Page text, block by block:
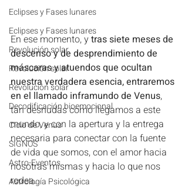
Eclipses y Fases lunares
Eclipses y Fases lunares
Revolución solar
Revolución solar
Revolución solar
Decodificación bioemocional
Ciclo de Venus
SIGNOS
Astro-Eventos
Astrología Psicológica
En ese momento, y tras siete meses de
descenso y de desprendimiento de
máscaras y atuendos que ocultan
nuestra verdadera esencia, entraremos
en el llamado inframundo de Venus,
tan desnudas como llegamos a este
mundo, y con la apertura y la entrega
necesaria para conectar con la fuente
de vida que somos, con el amor hacia
nosotras mismas y hacia lo que nos
rodea.